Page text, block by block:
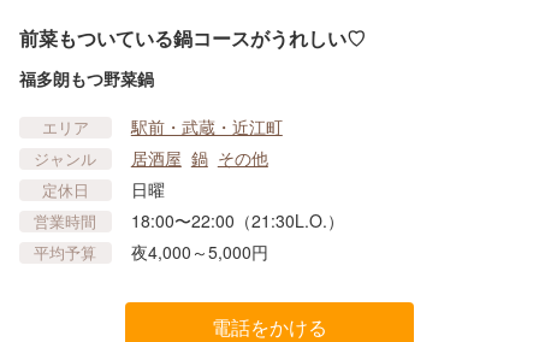
前菜もついている鍋コースがうれしい♡
福多朗もつ野菜鍋
エリア 駅前・武蔵・近江町
ジャンル 居酒屋 鍋 その他
定休日 日曜
営業時間 18:00〜22:00（21:30L.O.）
平均予算 夜4,000～5,000円
電話をかける